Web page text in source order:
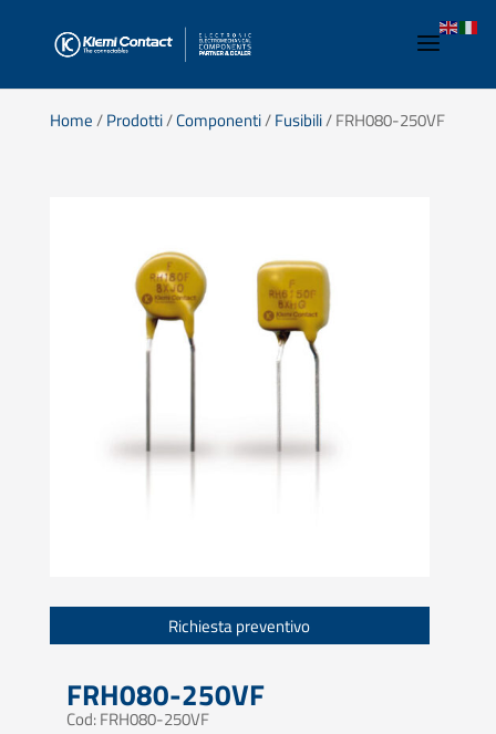
Home/Prodotti/Componenti/Fusibili/ FRH080-250VF
Richiesta preventivo
FRH080-250VF
Cod: FRH080-250VF